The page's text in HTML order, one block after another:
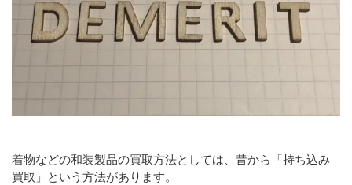
着物などの和装製品の買取方法としては、昔から「持ち込み
買取」という方法があります。